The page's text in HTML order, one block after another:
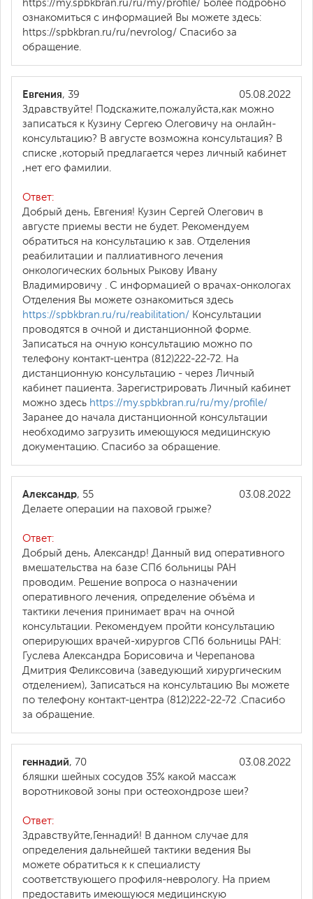
https://my.spbkbran.ru/ru/my/profile/ Более подробно
ознакомиться с информацией Вы можете здесь:
https://spbkbran.ru/ru/nevrolog/ Спасибо за
обращение.
05.08.2022
Евгения, 39
Здравствуйте! Подскажите,пожалуйста,как можно
записаться к Кузину Сергею Олеговичу на онлайн-
консультацию? В августе возможна консультация? В
списке ,который предлагается через личный кабинет
,нет его фамилии.
Ответ:
Добрый день, Евгения! Кузин Сергей Олегович в
августе приемы вести не будет. Рекомендуем
обратиться на консультацию к зав. Отделения
реабилитации и паллиативного лечения
онкологических больных Рыкову Ивану
Владимировичу . С информацией о врачах-онкологах
Отделения Вы можете ознакомиться здесь
https://spbkbran.ru/ru/reabilitation/ Консультации
проводятся в очной и дистанционной форме.
Записаться на очную консультацию можно по
телефону контакт-центра (812)222-22-72. На
дистанционную консультацию - через Личный
кабинет пациента. Зарегистрировать Личный кабинет
можно здесь https://my.spbkbran.ru/ru/my/profile/
Заранее до начала дистанционной консультации
необходимо загрузить имеющуюся медицинскую
документацию. Спасибо за обращение.
03.08.2022
Александр, 55
Делаете операции на паховой грыже?
Ответ:
Добрый день, Александр! Данный вид оперативного
вмешательства на базе СПб больницы РАН
проводим. Решение вопроса о назначении
оперативного лечения, определение объёма и
тактики лечения принимает врач на очной
консультации. Рекомендуем пройти консультацию
оперирующих врачей-хирургов СПб больницы РАН:
Гуслева Александра Борисовича и Черепанова
Дмитрия Феликсовича (заведующий хирургическим
отделением), Записаться на консультацию Вы можете
по телефону контакт-центра (812)222-22-72 .Спасибо
за обращение.
03.08.2022
геннадий, 70
бляшки шейных сосудов 35% какой массаж
воротниковой зоны при остеохондрозе шеи?
Ответ:
Здравствуйте,Геннадий! В данном случае для
определения дальнейшей тактики ведения Вы
можете обратиться к к специалисту
соответствующего профиля-неврологу. На прием
предоставить имеющуюся медицинскую